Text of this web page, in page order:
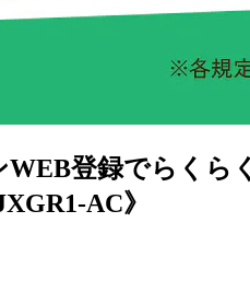
登録でらくら
AC》